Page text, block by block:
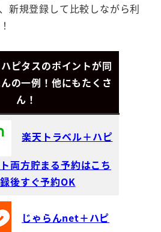
新規登録して比較しながら利
ピタスのポイントが同
の一例！他にもたくさ
ん！
楽天トラベル＋ハピ
両方貯まる予約はこち
後すぐ予約OK
じゃらんnet＋ハピ